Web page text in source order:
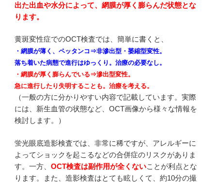
出た出血や水分によって、網膜が厚く膨らんだ状態とな
ります。
黄斑変性症でのOCT検査では、簡単に書くと、
・網膜が薄く、ペッタンコ⇒非滲出型・萎縮型変性。
落ち着いた病態で進行はゆっくり。治療の必要なし。
・網膜が厚く膨らんでいる⇒滲出型変性。
急に進行したり失明することも。治療を考える。
（一般の方に分かりやすい内容で記載しています。実際
には、新生血管の状態など、OCT画像から様々な情報を
検討します。）
蛍光眼底造影検査では、非常に稀ですが、アレルギーに
よってショックを起こるなどの合併症のリスクがありま
す。一方、 OCT検査は副作用が全くないことが利点とな
ります。また、造影検査はとても眩しくて、約10分の撮